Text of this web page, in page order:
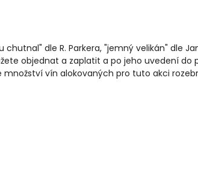
dle R. Parkera, "jemný velikán" dle
objednat a zaplatit a po jeho uvedení do
vín alokovaných pro tuto akci